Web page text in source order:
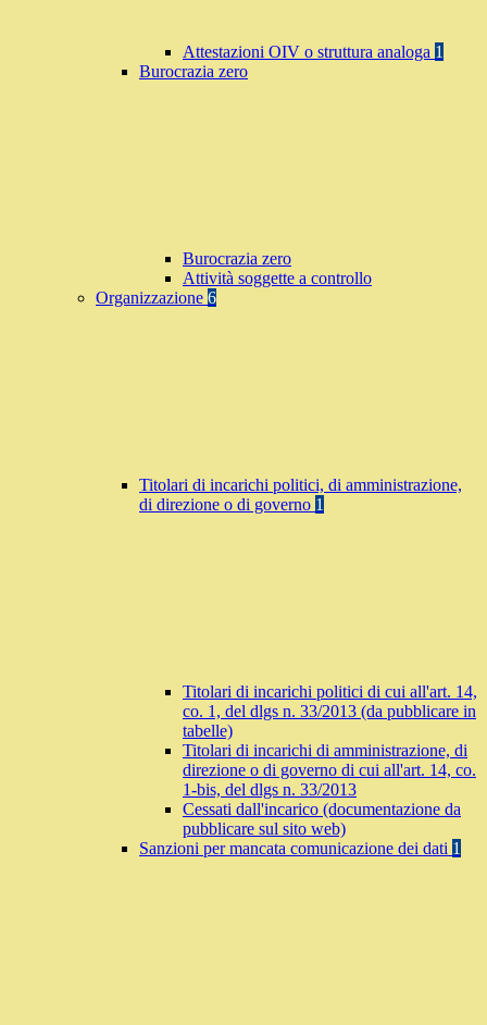
Attestazioni OIV o struttura analoga 1
Burocrazia zero
Burocrazia zero
Attività soggette a controllo
Organizzazione 6
Titolari di incarichi politici, di amministrazione,
di direzione o di governo 1
Titolari di incarichi politici di cui all'art. 14,
co. 1, del dlgs n. 33/2013 (da pubblicare in
tabelle)
Titolari di incarichi di amministrazione, di
direzione o di governo di cui all'art. 14, co.
1-bis, del dlgs n. 33/2013
Cessati dall'incarico (documentazione da
pubblicare sul sito web)
Sanzioni per mancata comunicazione dei dati 1